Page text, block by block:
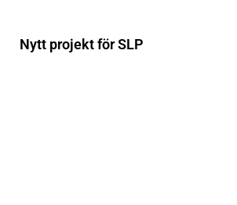
Nytt projekt för SLP